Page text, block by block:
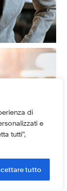
di
e
tutti”,
tutto